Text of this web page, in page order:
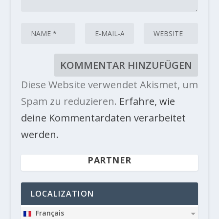
Diese Website verwendet Akismet, um
Spam zu reduzieren. Erfahre, wie
deine Kommentardaten verarbeitet
werden.
PARTNER
LOCALIZATION
Français